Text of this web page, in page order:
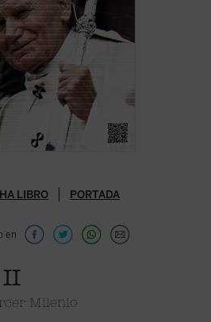
LIBRO PORTADA
en
II
Milenio